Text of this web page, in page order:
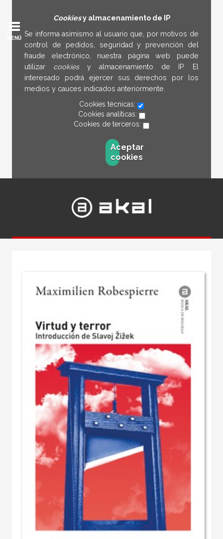
Cookiesy almacenamiento de IP
Se informa asimismo al usuario que, por motivos de
control de pedidos, seguridad y prevención del
fraude electrónico, nuestra página web puede
utilizar cookies y almacenamiento de IP. El
interesado podrá ejercer sus derechos por los
medios y cauces indicados anteriormente.
Cookies técnicas:
Cookies analíticas:
Cookies de terceros:
Aceptar
cookies
MENÚ